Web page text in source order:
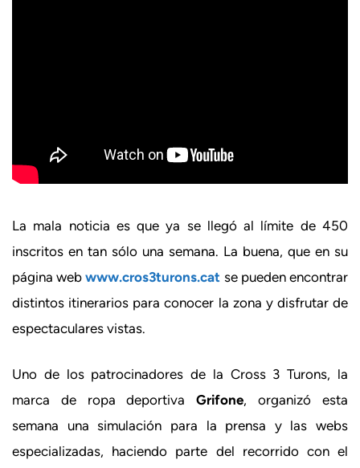
La mala noticia es que ya se llegó al límite de 450
inscritos en tan sólo una semana. La buena, que en su
página webwww.cros3turons.cat se pueden encontrar
distintos itinerarios para conocer la zona y disfrutar de
espectaculares vistas.
Uno de los patrocinadores de la Cross 3 Turons, la
marca de ropa deportivaGrifone, organizó esta
semana una simulación para la prensa y las webs
especializadas, haciendo parte del recorrido con el